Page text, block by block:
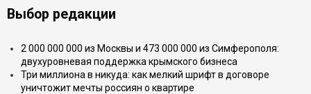
Выбор редакции
2 000 000 000 из Москвы и 473 000 000 из Симферополя:
двухуровневая поддержка крымского бизнеса
Три миллиона в никуда: как мелкий шрифт в договоре
уничтожит мечты россиян о квартире